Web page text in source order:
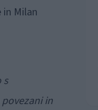
Milan
s
in